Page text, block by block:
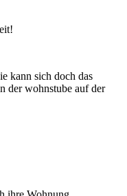
kann sich doch das
der wohnstube auf der